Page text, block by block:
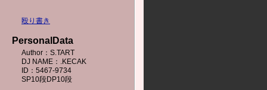
殴り書き
PersonalData
Author：S.TART
DJ NAME：.KECAK
ID：5467-9734
SP10段DP10段